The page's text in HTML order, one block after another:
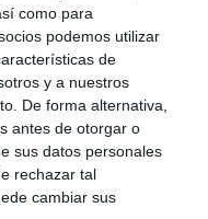
como para
podemos utilizar
de
y a nuestros
De forma alternativa,
antes de otorgar o
sus datos personales
rechazar tal
cambiar sus